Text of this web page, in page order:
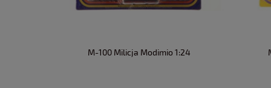
M-100 Milicja Modimio 1:24